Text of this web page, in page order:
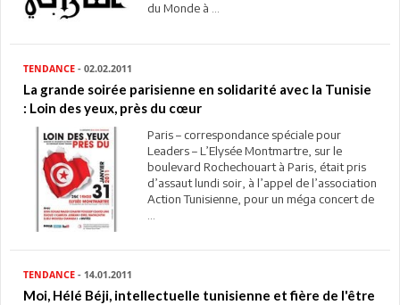
du Monde à ...
TENDANCE - 02.02.2011
La grande soirée parisienne en solidarité avec la Tunisie
: Loin des yeux, près du cœur
Paris – correspondance spéciale pour
Leaders – L’Elysée Montmartre, sur le
boulevard Rochechouart à Paris, était pris
d’assaut lundi soir, à l’appel de l’association
Action Tunisienne, pour un méga concert de
TENDANCE - 14.01.2011
Moi, Hélé Béji, intellectuelle tunisienne et fière de l'être